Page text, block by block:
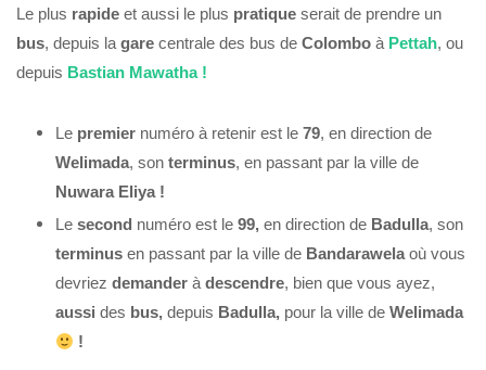
Le plus rapide et aussi le plus pratique serait de prendre un
bus, depuis la gare centrale des bus de Colombo à Pettah, ou
depuis Bastian Mawatha !
Le premier numéro à retenir est le 79, en direction de
Welimada, son terminus, en passant par la ville de
Nuwara Eliya !
Le second numéro est le 99, en direction de Badulla, son
terminus en passant par la ville de Bandarawelaoù vous
devriez demander àdescendre, bien que vous ayez,
aussi des bus, depuis Badulla, pour la ville de Welimada
!